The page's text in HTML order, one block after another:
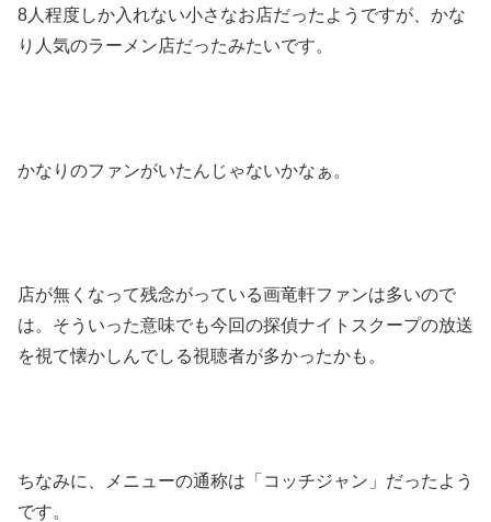
8人程度しか入れない小さなお店だったようですが、かな
り人気のラーメン店だったみたいです。
かなりのファンがいたんじゃないかなぁ。
店が無くなって残念がっている画竜軒ファンは多いので
は。そういった意味でも今回の探偵ナイトスクープの放送
を視て懐かしんでしる視聴者が多かったかも。
ちなみに、メニューの通称は「コッチジャン」だったよう
です。